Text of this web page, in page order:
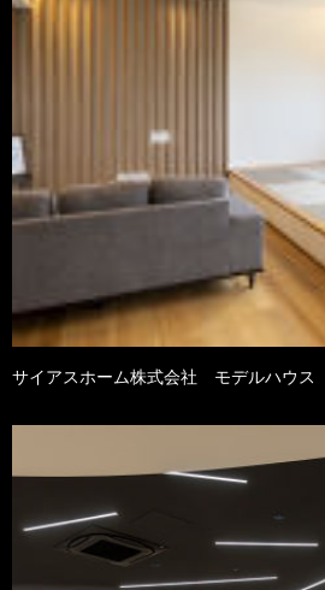
サイアスホーム株式会社 モデルハウス